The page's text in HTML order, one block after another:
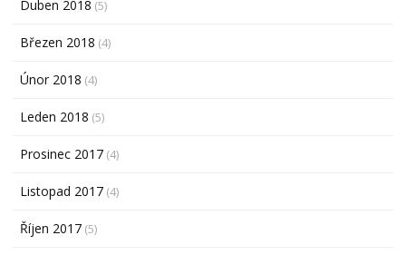
Duben 2018 (5)
Březen 2018 (4)
Únor 2018 (4)
Leden 2018 (5)
Prosinec 2017 (4)
Listopad 2017 (4)
Říjen 2017 (5)